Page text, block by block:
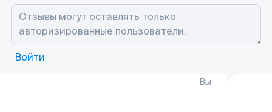
Войти
Вы